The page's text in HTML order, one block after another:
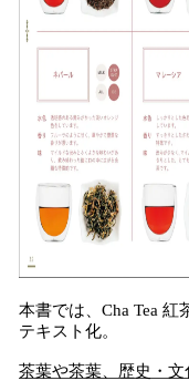
本書では、Cha Tea 紅
テキスト化。
茶葉や茶葉、歴史・